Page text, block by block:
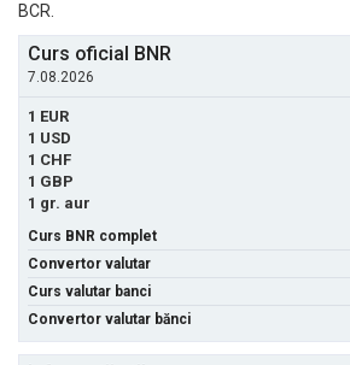
BCR.
Curs oficial BNR
7.08.2026
1 EUR
1 USD
1 CHF
1 GBP
1 gr. aur
Curs BNR complet
Convertor valutar
Curs valutar banci
Convertor valutar bănci